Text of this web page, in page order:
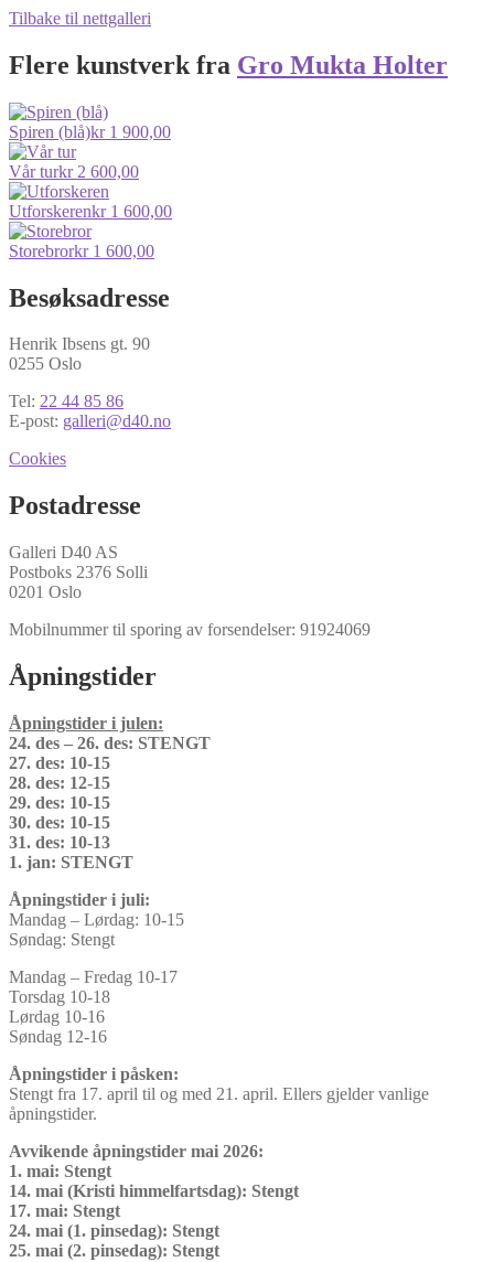
Tilbake til nettgalleri
Flere kunstverk fra Gro Mukta Holter
Spiren (blå)kr1 900,00
Vår turkr2 600,00
Utforskerenkr1 600,00
Storebrorkr1 600,00
Besøksadresse
Henrik Ibsens gt. 90
0255 Oslo
Tel: 22 44 85 86
E-post: galleri@d40.no
Cookies
Postadresse
Galleri D40 AS
Postboks 2376 Solli
0201 Oslo
Mobilnummer til sporing av forsendelser: 91924069
Åpningstider
Åpningstider i julen:
24. des – 26. des: STENGT
27. des: 10-15
28. des: 12-15
29. des: 10-15
30. des: 10-15
31. des: 10-13
1. jan: STENGT
Åpningstider i juli:
Mandag – Lørdag: 10-15
Søndag: Stengt
Mandag – Fredag 10-17
Torsdag 10-18
Lørdag 10-16
Søndag 12-16
Åpningstider i påsken:
Stengt fra 17. april til og med 21. april. Ellers gjelder vanlige
åpningstider.
Avvikende åpningstider mai 2026:
1. mai: Stengt
14. mai (Kristi himmelfartsdag): Stengt
17. mai: Stengt
24. mai (1. pinsedag): Stengt
25. mai (2. pinsedag): Stengt